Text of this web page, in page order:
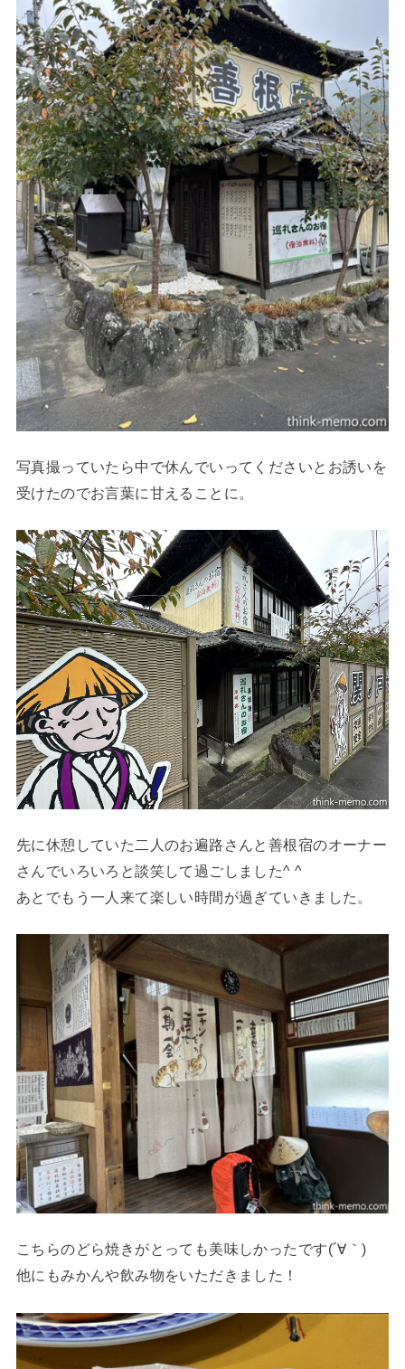
写真撮っていたら中で休んでいってくださいとお誘いを
受けたのでお言葉に甘えることに。
先に休憩していた二人のお遍路さんと善根宿のオーナー
さんでいろいろと談笑して過ごしました^ ^
あとでもう一人来て楽しい時間が過ぎていきました。
こちらのどら焼きがとっても美味しかったです(´∀｀)
他にもみかんや飲み物をいただきました！